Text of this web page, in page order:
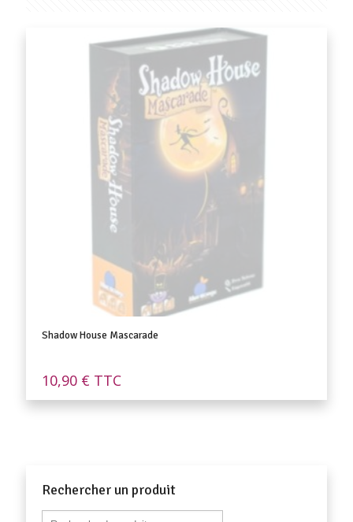
Shadow House Mascarade
10,90 € TTC
Rechercher un produit